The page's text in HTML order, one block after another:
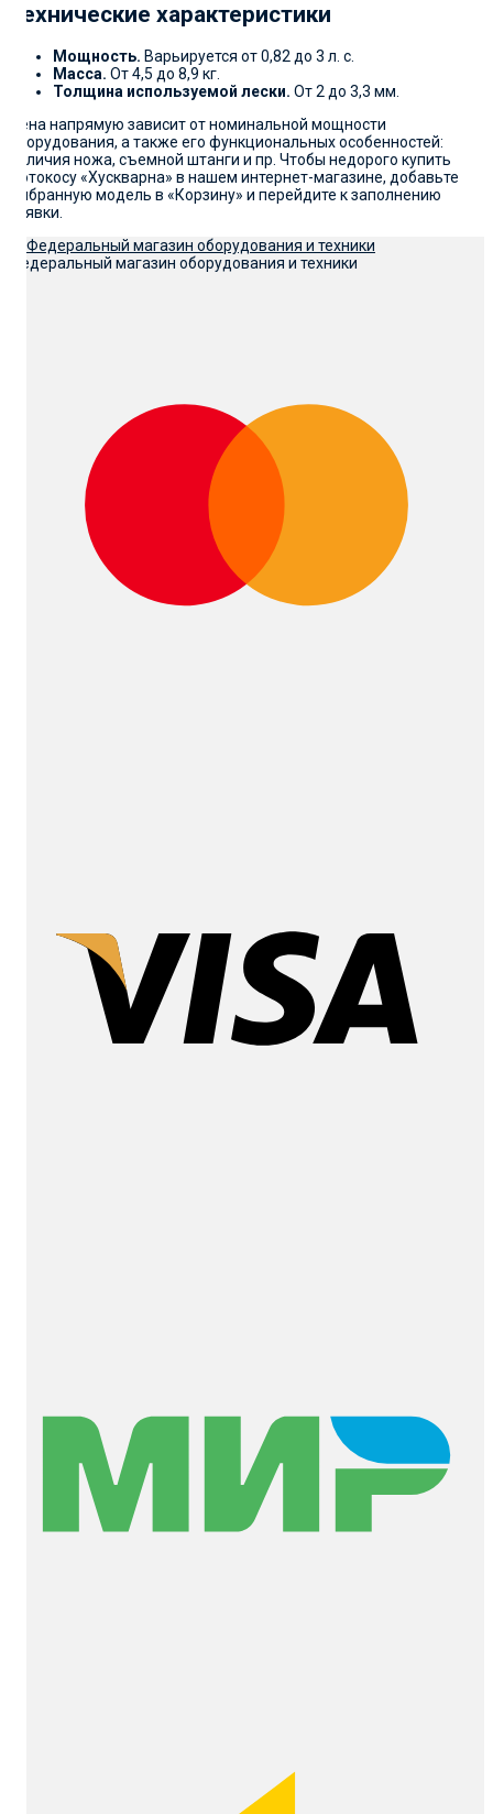
Технические характеристики
Мощность. Варьируется от 0,82 до 3 л. с.
Масса. От 4,5 до 8,9 кг.
Толщина используемой лески. От 2 до 3,3 мм.
Цена напрямую зависит от номинальной мощности
оборудования, а также его функциональных особенностей:
наличия ножа, съемной штанги и пр. Чтобы недорого купить
мотокосу «Хускварна» в нашем интернет-магазине, добавьте
выбранную модель в «Корзину» и перейдите к заполнению
заявки.
Федеральный магазин оборудования и техники